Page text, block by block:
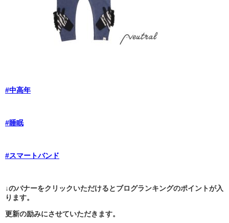
#中高年
#睡眠
#スマートバンド
↓のバナーをクリックいただけるとブログランキングのポイントが入
ります。
更新の励みにさせていただきます。